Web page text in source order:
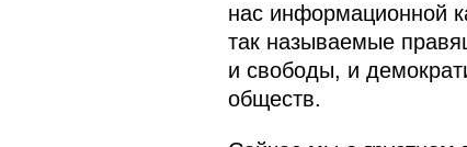
нас информационной
так называемые
и свободы, и
обществ.